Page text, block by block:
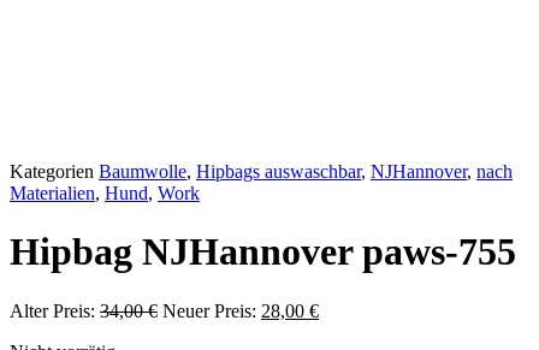
Kategorien Baumwolle, Hipbags auswaschbar, NJHannover, nach
Materialien, Hund, Work
Hipbag NJHannover paws-755
Alter Preis: 34,00€ Ursprünglicher
Neuer Preis: 28,00 €